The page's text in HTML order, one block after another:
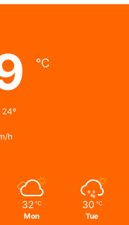
℃
24º
h
32 ℃
Mon
30 ℃
Tue